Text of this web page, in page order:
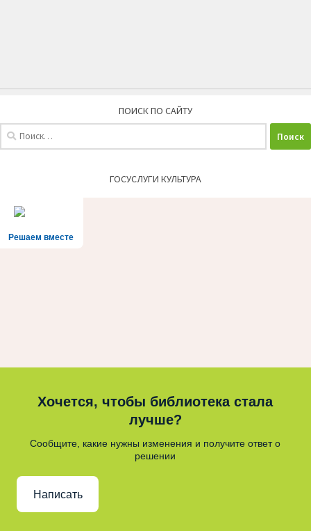
ПОИСК ПО САЙТУ
ГОСУСЛУГИ КУЛЬТУРА
Решаем вместе
Хочется, чтобы библиотека стала
лучше?
Сообщите, какие нужны изменения и получите ответ о
решении
Написать